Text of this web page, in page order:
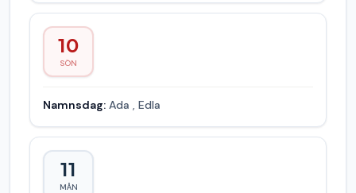
10
SÖN
Namnsdag: Ada , Edla
11
MÅN